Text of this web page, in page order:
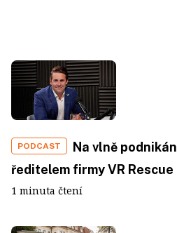
PODCAST
Na vlně
ředitelem firmy VR Rescue
1 minuta čtení